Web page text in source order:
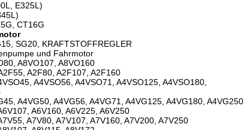
E325L)
CT16G
SG20, KRAFTSTOFFREGLER
und Fahrmotor
A8VO107, A8VO160
A2F80, A2F107, A2F160
A4VSO56, A4VSO71, A4VSO125, A4VSO180,
A4VG50, A4VG56, A4VG71, A4VG125, A4VG180, A4VG250
A6V160, A6V225, A6V250
A7V80, A7V107, A7V160, A7V200, A7V250